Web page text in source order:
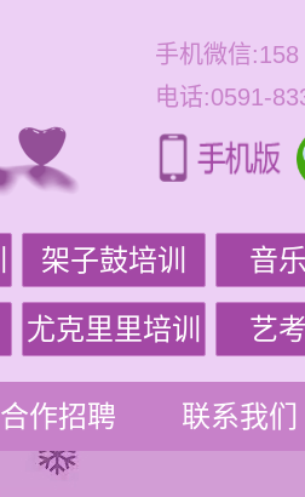
手机微信
电话:0591-
架子鼓培训 音
尤克里里培训 艺
合作招聘 联系我们